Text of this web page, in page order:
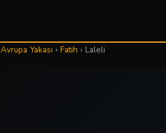
Avrupa Yakası › Fatih › Laleli